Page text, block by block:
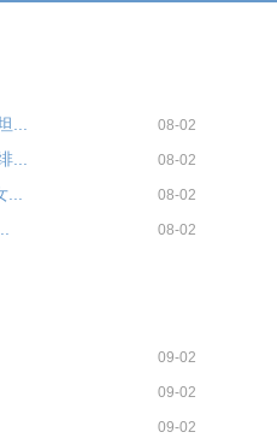
... 08-02
... 08-02
... 08-02
08-02
09-02
09-02
09-02